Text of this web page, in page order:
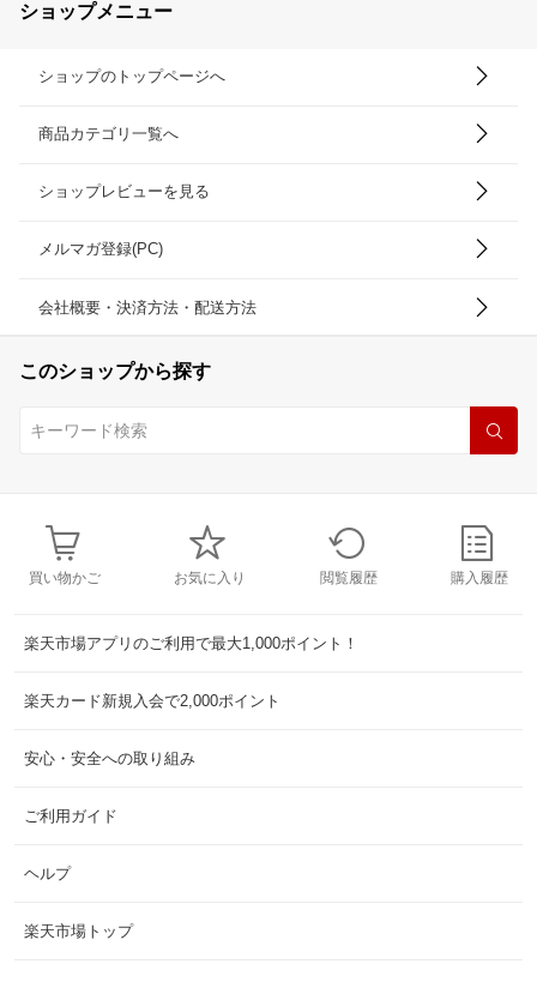
ショップメニュー
ショップのトップページへ
商品カテゴリ一覧へ
ショップレビューを見る
メルマガ登録(PC)
会社概要・決済方法・配送方法
このショップから探す
買い物かご お気に入り 閲覧履歴 購入履歴
楽天市場アプリのご利用で最大1,000ポイント！
楽天カード新規入会で2,000ポイント
安心・安全への取り組み
ご利用ガイド
ヘルプ
楽天市場トップ